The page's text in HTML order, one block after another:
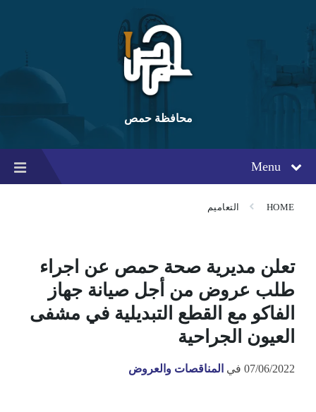
content
main
navigation
footer
محافظة حمص
Menu
HOME التعاميم
تعلن مديرية صحة حمص عن اجراء
طلب عروض من أجل صيانة جهاز
الفاكو مع القطع التبديلية في مشفى
العيون الجراحية
07/06/2022 في المناقصات والعروض